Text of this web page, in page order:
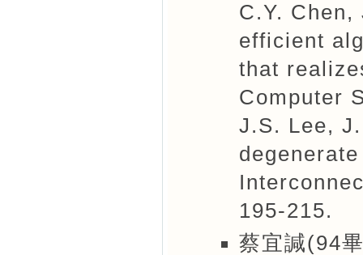
C.Y. Chen,
efficient
that
Computer
J.S. Lee,
195-215.
蔡宜諴(94